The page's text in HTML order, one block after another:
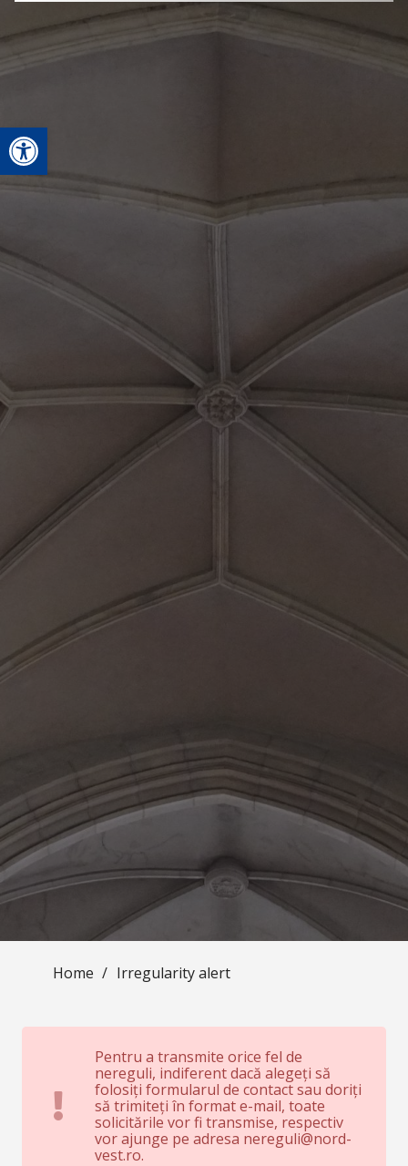
Open toolbar
Home / Irregularity alert
Pentru a transmite orice fel de
nereguli, indiferent dacă alegeți să
folosiți formularul de contact sau doriți
să trimiteți în format e-mail, toate
solicitările vor fi transmise, respectiv
vor ajunge pe adresa nereguli@nord-
vest.ro.